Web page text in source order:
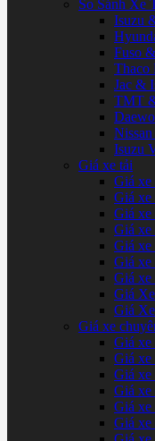
So Sánh Xe
Isuzu
Fuso
Thaco
Jac &
TMT
Isuzu
Giá xe tải
Giá
Giá xe
Giá xe
Giá xe
Giá xe
Giá
Giá xe
Giá
Giá
Giá xe
Giá xe
Giá xe
Giá xe
Giá xe
Giá xe
Giá xe